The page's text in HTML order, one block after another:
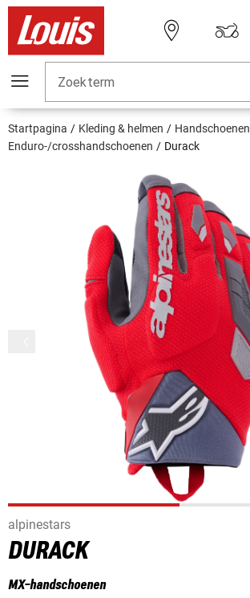
Zoekterm
Startpagina Kleding & helmen
Handschoenen
Enduro-/crosshandschoenen
Durack
alpinestars
DURACK
MX-handschoenen